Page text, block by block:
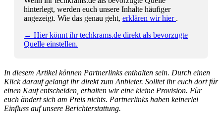
hinterlegt, werden euch unsere Inhalte häufiger
angezeigt. Wie das genau geht, erklären wir hier .
→ Hier könnt ihr techkrams.de direkt als bevorzugte
Quelle einstellen.
In diesem Artikel können Partnerlinks enthalten sein. Durch einen
Klick darauf gelangt ihr direkt zum Anbieter. Solltet ihr euch dort für
einen Kauf entscheiden, erhalten wir eine kleine Provision. Für
euch ändert sich am Preis nichts. Partnerlinks haben keinerlei
Einfluss auf unsere Berichterstattung.